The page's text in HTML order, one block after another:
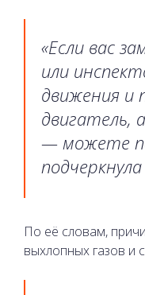
«Если вас
или
движения и
двигатель,
— можете
По её словам,
выхлопных газов и